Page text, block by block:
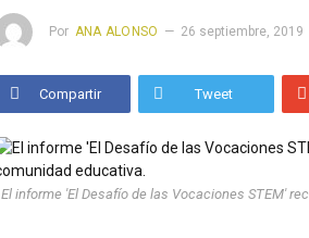
Por ANA ALONSO 26 septiembre, 2019
Compartir Tweet
El informe 'El Desafío de las Vocaciones STEM'